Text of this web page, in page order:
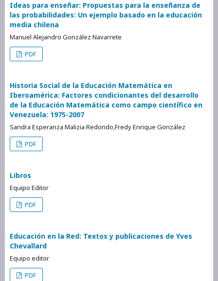
Ideas para enseñar: Propuestas para la enseñanza de
las probabilidades: Un ejemplo basado en la educación
media chilena
Manuel Alejandro González Navarrete
PDF
Historia Social de la Educación Matemática en
Iberoamérica: Factores condicionantes del desarrollo
de la Educación Matemática como campo científico en
Venezuela: 1975-2007
Sandra Esperanza Malizia Redondo,Fredy Enrique González
PDF
Libros
Equipo Editor
PDF
Educación en la Red: Textos y publicaciones de Yves
Chevallard
Equipo editor
PDF